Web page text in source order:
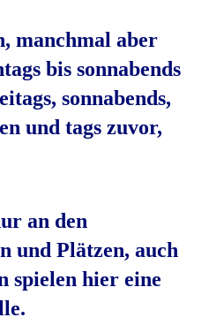
manchmal aber
bis sonnabends
sonnabends,
und tags zuvor,
an den
und Plätzen, auch
spielen hier eine